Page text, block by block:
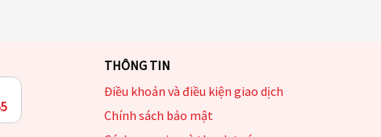
THÔNG TIN
Điều khoản và điều kiện giao dịch
Chính sách bảo mật